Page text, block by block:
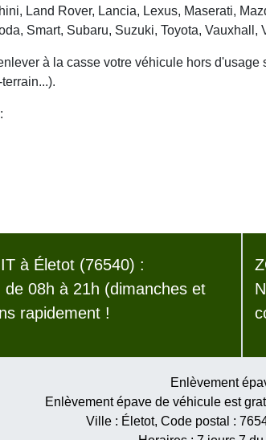
Land Rover, Lancia, Lexus, Maserati,
Smart, Subaru, Suzuki, Toyota,
à la casse votre véhicule hors
à Életot (76540) :
08h à 21h (dimanches et
rapidement !
Enlèvement
Enlèvement épave de véhicule est
Ville : Életot, Code postal :